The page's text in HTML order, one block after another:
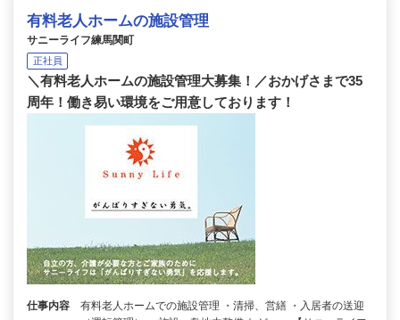
有料老人ホームの施設管理
サニーライフ練馬関町
正社員
＼有料老人ホームの施設管理大募集！／おかげさまで35
周年！働き易い環境をご用意しております！
仕事内容
有料老人ホームでの施設管理 ・清掃、営繕 ・入居者の送迎